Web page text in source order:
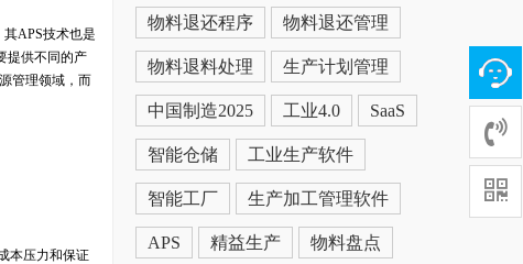
APS技术也是
提供不同的产
管理领域，而
本压力和保证
物料退还程序 物料退还管理
物料退料处理 生产计划管理
中国制造2025 工业4.0 SaaS
智能仓储 工业生产软件
智能工厂 生产加工管理软件
APS 精益生产 物料盘点